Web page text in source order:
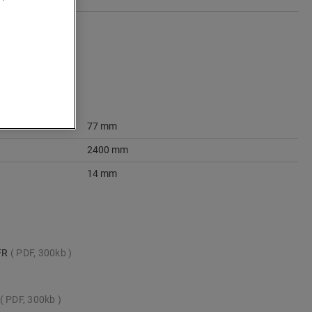
77 mm
2400 mm
14 mm
PDF, 300kb
PDF, 300kb